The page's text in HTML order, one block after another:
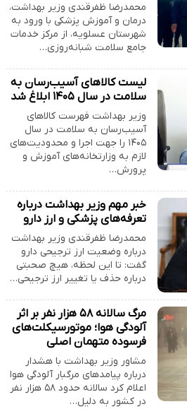
محمدرضا ظفرقندی وزیر بهداشت،
درمان و آموزش پزشکی با ورود به
شهرستان عسلویه، از مرکز خدمات
جامع سلامت شبانه‌روزی…
لیست کالاهای آسیب‌رسان به
سلامت در سال ۱۴۰۵ ابلاغ شد
وزیر بهداشت فهرست کالاهای
آسیب‌رسان به سلامت در سال
۱۴۰۵ را جهت اجرا و محدودیت‌های
لازم به وزارتخانه‌های آموزش و
پرورش…
خبر مهم وزیر بهداشت درباره
تعرفه‌های پزشکی و ارز دارو
محمدرضا ظفرقندی وزیر بهداشت
درباره وضعیت ارز ترجیحی دارو
گفت: تا این لحظه، هیچ صحبتی
درباره حذف یا تغییر ارز ترجیحی…
مرگ سالانه ۵۸ هزار نفر بر اثر
آلودگی هوا؛ موتورسیکلت‌های
فرسوده متهمان اصلی
مشاور وزیر بهداشت با هشدار
درباره پیامدهای مرگبار آلودگی هوا
اعلام کرد سالانه حدود ۵۸ هزار نفر
در کشور به دلیل…